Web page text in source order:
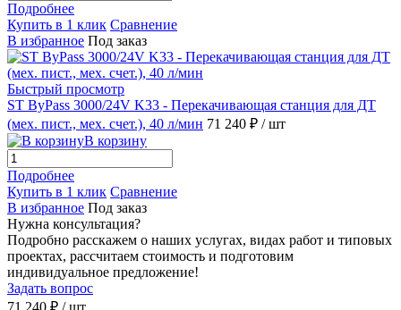
Подробнее
Купить в 1 клик Сравнение
В избранное Под заказ
Быстрый просмотр
ST ByPass 3000/24V K33 - Перекачивающая станция для ДТ
(мех. пист., мех. счет.), 40 л/мин 71 240 ₽ / шт
В корзину
Подробнее
Купить в 1 клик Сравнение
В избранное Под заказ
Нужна консультация?
Подробно расскажем о наших услугах, видах работ и типовых
проектах, рассчитаем стоимость и подготовим
индивидуальное предложение!
Задать вопрос